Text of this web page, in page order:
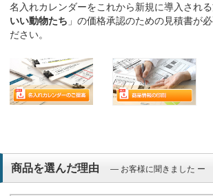
名入れカレンダーをこれから新規に導入され
いい動物たち 」の価格承認のための見積書が
ださい。
商品を選んだ理由 ― お客様に聞きました ー